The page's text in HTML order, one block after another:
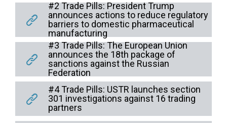
#2 Trade Pills: President Trump
announces actions to reduce regulatory
barriers to domestic pharmaceutical
manufacturing
#3 Trade Pills: The European Union
announces the 18th package of
sanctions against the Russian
Federation
#4 Trade Pills: USTR launches section
301 investigations against 16 trading
partners